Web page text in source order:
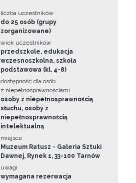
liczba uczestników
do 25 osób (grupy
zorganizowane)
wiek uczestników
przedszkole, edukacja
wczesnoszkolna, szkoła
podstawowa (kl. 4-8)
dostępność dla osób
z niepełnosprawnościami
osoby z niepełnosprawnością
słuchu, osoby z
niepełnosprawnością
intelektualną
miejsce
Muzeum Ratusz - Galeria Sztuki
Dawnej, Rynek 1, 33-100 Tarnów
uwagi
wymagana rezerwacja